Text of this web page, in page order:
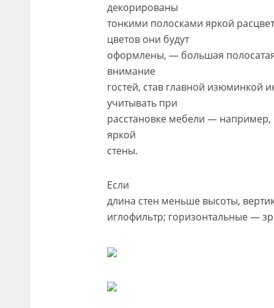
декорированы
тонкими полосками яркой
цветов они будут
оформлены, — большая
внимание
гостей, став главной изюминкой
учитывать при
расстановке мебели — например,
яркой
стены.
Если
длина стен меньше высоты,
иглофильтр; горизонтальные —